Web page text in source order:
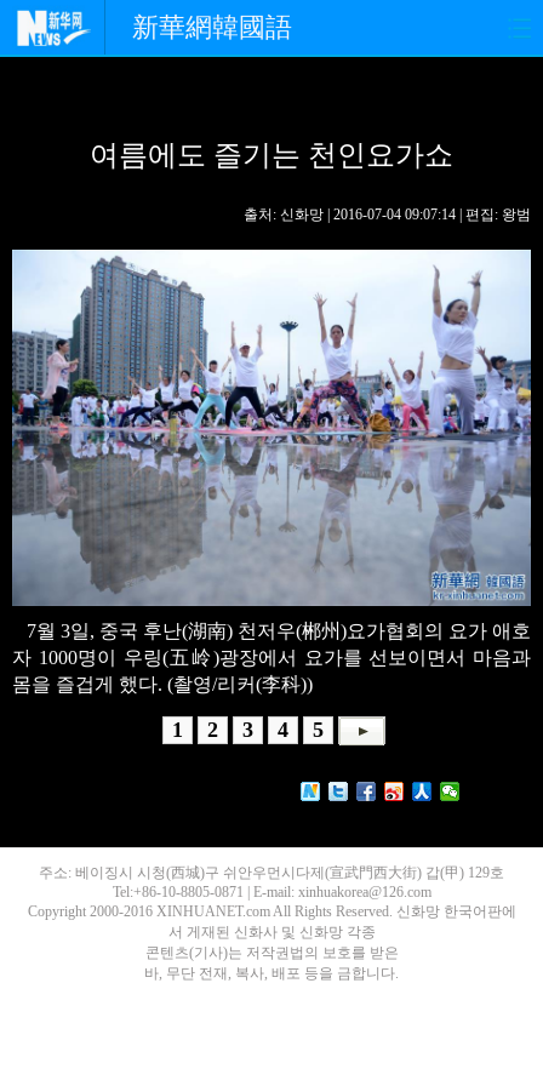
新華網韓國語
경제 사회 포토
핫 TV 문화
연예 오피니언
생생 중국어
여름에도 즐기는 천인요가쇼
출처: 신화망 | 2016-07-04 09:07:14 | 편집: 왕범
7월 3일, 중국 후난(湖南) 천저우(郴州)요가협회의 요가 애호
자 1000명이 우링(五岭)광장에서 요가를 선보이면서 마음과
몸을 즐겁게 했다. (촬영/리커(李科))
1 2 3 4 5
주소: 베이징시 시청(西城)구 쉬안우먼시다제(宣武門西大街) 갑(甲) 129호
Tel:+86-10-8805-0871 | E-mail: xinhuakorea@126.com
Copyright 2000-2016 XINHUANET.com All Rights Reserved. 신화망 한국어판에
서 게재된 신화사 및 신화망 각종
콘텐츠(기사)는 저작권법의 보호를 받은
바, 무단 전재, 복사, 배포 등을 금합니다.